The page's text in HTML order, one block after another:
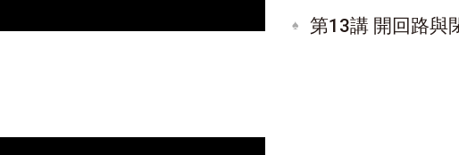
第13講 開回路與